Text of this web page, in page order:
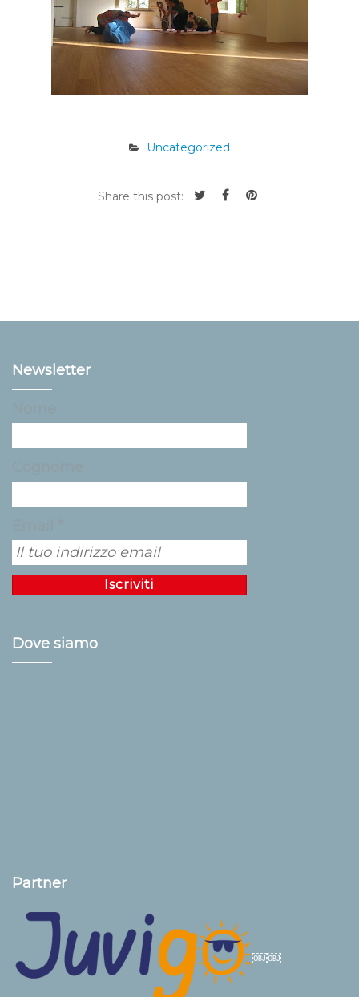
Uncategorized
Share this post:
Newsletter
Dove siamo
Partner
￼￼